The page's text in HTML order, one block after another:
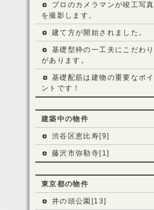
プロのカメラマンが竣工写真
を撮影します。
建て方が開始されました。
基礎型枠の一工夫にこだわり
があります。
基礎配筋は建物の重要なポイ
ントです！
建築中の物件
渋谷区恵比寿[9]
藤沢市弥勒寺[1]
東京都の物件
井の頭公園[13]